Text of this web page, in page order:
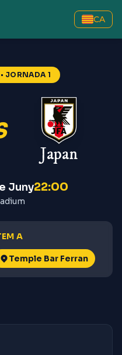
CA
—FIFA
• JORNADA 1
Japan
Juny22:00
A
Temple Bar Ferran